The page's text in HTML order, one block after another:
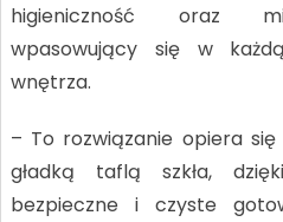
higieniczność oraz
wpasowujący się w
wnętrza.
– To rozwiązanie opiera
gładką taflą szkła,
bezpieczne i czyste